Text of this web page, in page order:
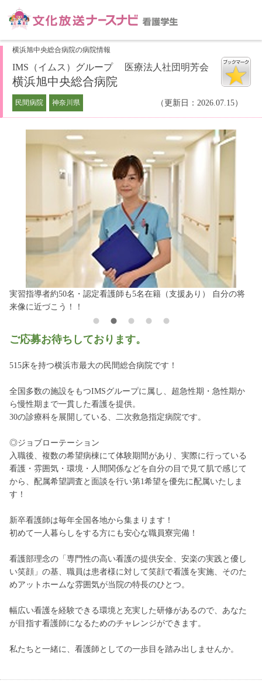
横浜旭中央総合病院の病院情報
IMS（イムス）グループ 医療法人社団明芳会
横浜旭中央総合病院
民間病院 神奈川県 （更新日：2026.07.15）
実習指導者約50名・認定看護師も5名在籍（支援あり） 自分の将
来像に近づこう！！
ご応募お待ちしております。
515床を持つ横浜市最大の民間総合病院です！
全国多数の施設をもつIMSグループに属し、超急性期・急性期か
ら慢性期まで一貫した看護を提供。
30の診療科を展開している、二次救急指定病院です。
◎ジョブローテーション
入職後、複数の希望病棟にて体験期間があり、実際に行っている
看護・雰囲気・環境・人間関係などを自分の目で見て肌で感じて
から、配属希望調査と面談を行い第1希望を優先に配属いたしま
す！
新卒看護師は毎年全国各地から集まります！
初めて一人暮らしをする方にも安心な職員寮完備！
看護部理念の「専門性の高い看護の提供安全、安楽の実践と優し
い笑顔」の基、職員は患者様に対して笑顔で看護を実施、そのた
めアットホームな雰囲気が当院の特長のひとつ。
幅広い看護を経験できる環境と充実した研修があるので、あなた
が目指す看護師になるためのチャレンジができます。
私たちと一緒に、看護師としての一歩目を踏み出しませんか。